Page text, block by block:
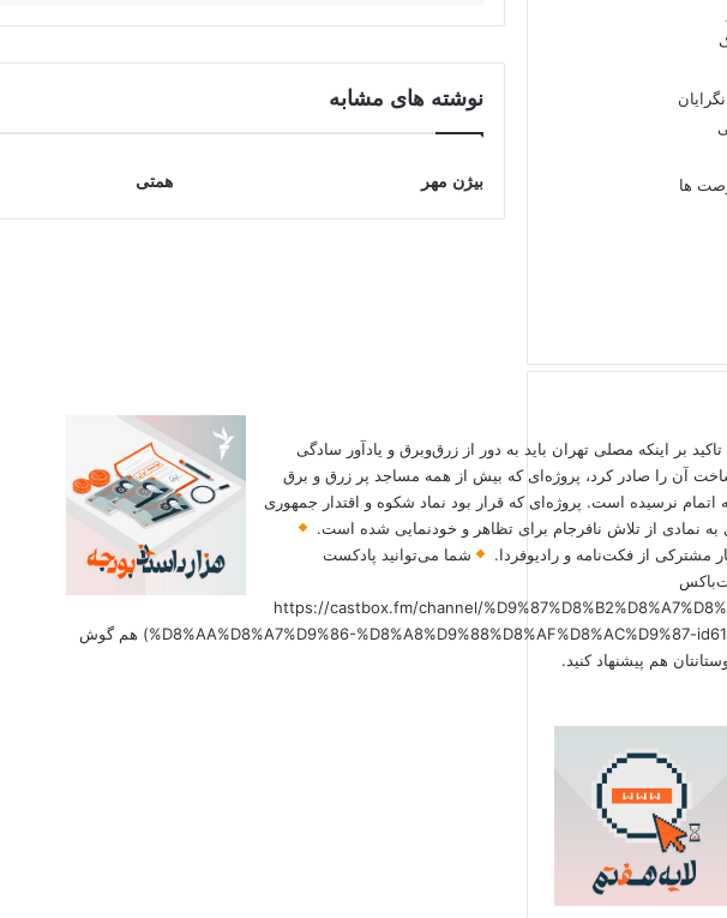
نوشته های مشابه
بیژن مهر همتی
بر اینکه مصلی تهران باید به دور از زرق‌وبرق و یادآور سادگی
آن را صادر کرد، پروژه‌ای که بیش از همه مساجد پر زرق و برق
اتمام نرسیده است. پروژه‌ای که قرار بود نماد شکوه و اقتدار جمهوری
به نمادی از تلاش نافرجام برای تظاهر و خودنمایی شده است.
مشترکی از فکت‌نامه و رادیوفردا.
شما می‌توانید پادکست
(https://castbox.fm/channel/
%D8%AA%D8%A7%D9%86-%D8%A8%D9%88%D8%AF%D8%AC%D9%87-id6179207?country=us&nojump=1) هم گوش
هم پیشنهاد کنید.